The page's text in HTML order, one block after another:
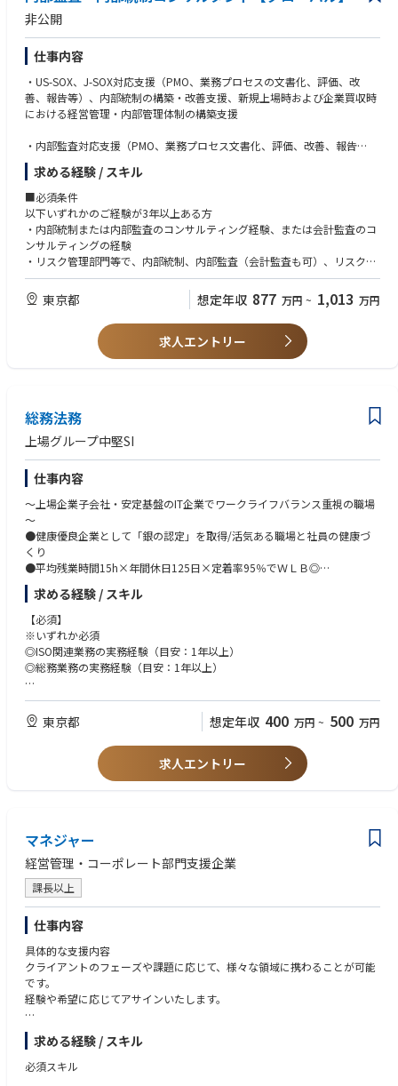
できれば尚可
■資格
下記資格があれば尚可
・システム監査技術者
・公認情報システム監査人（CISA）
・PMP（Project Management Professional） 等
非公開
仕事内容
・US-SOX、J-SOX対応支援（PMO、業務プロセスの文書化、評価、改
善、報告等）、内部統制の構築・改善支援、新規上場時および企業買収時
における経営管理・内部管理体制の構築支援
・内部監査対応支援（PMO、業務プロセス文書化、評価、改善、報告
等）、内部監査メソドロジーの高度化支援、内部監査の品質評価、国内外
拠点の内部監査の実施支援、など
・グローバル企業における海外内部監査の高度化（海外Deloitteとの連
携）
・アナリティクスや最新テクノロジーを活用した内部監査の高度化、効率
・ライセンス・コンプライアンス調査、法規制に関する各種調査の実施等
に関するコンサルティング業務
求める経験 / スキル
■必須条件
以下いずれかのご経験が3年以上ある方
・内部統制または内部監査のコンサルティング経験、または会計監査のコ
ンサルティングの経験
・リスク管理部門等で、内部統制、内部監査（会計監査も可）、リスクマ
ネジメントのいずれかの経験がある方
■歓迎条件
・公認会計士、USCPA、CIAの資格保持者
東京都 想定年収 877 万円 ~ 1,013 万円
求人エントリー
総務法務
上場グループ中堅SI
仕事内容
～上場企業子会社・安定基盤のIT企業でワークライフバランス重視の職場
～
●健康優良企業として「銀の認定」を取得/活気ある職場と社員の健康づ
くり
●平均残業時間15h×年間休日125日×定着率95％でＷＬＢ◎
総務や法務の経験を活かしつつ、より専門性を高めたい方。特に、ISMSや
情報セキュリティ領域に興味があり、キャリアの幅を広げたい方には大き
な成長機会があります。安定した企業で長く働きたい方、ワークライフバ
ランスを重視しながらもやりがいのある仕事を求める方、社内外と連携し
ながら、組織を支える役割にやりがいを感じる方にも向いています。
グループ各社を支える総務・法務業務に加え、ISMS事務局の運営サポート
をご担当いただきます。会社全体の統制やリスク管理に携わる重要ポジシ
ISMS事務局運営
・内部監査および外部審査対応の資料準備・各部門調整
変更の範囲：会社の定める業務
求める経験 / スキル
【必須】
※いずれか必須
◎ISO関連業務の実務経験（目安：1年以上）
◎総務業務の実務経験（目安：1年以上）
【歓迎】
◎ITパスポート取得または同等の基礎知識のある方
【こんな方が活躍できます！】
★上場企業グループでの経験がある方
★円滑なコミュニケーションが取れる方
東京都 想定年収 400 万円 ~ 500 万円
求人エントリー
マネジャー
経営管理・コーポレート部門支援企業
課長以上
仕事内容
具体的な支援内容
クライアントのフェーズや課題に応じて、様々な領域に携わることが可能
です。
経験や希望に応じてアサインいたします。
・IPO準備支援（内部統制の導入・開示資料作成・監査対応など）
・業務フロー構築・改善（経理・財務領域の効率化）
求める経験 / スキル
必須スキル